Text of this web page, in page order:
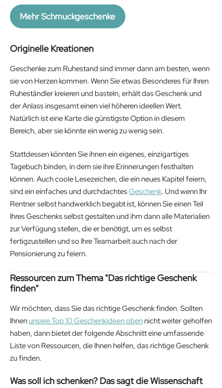
Mehr Schmuckgeschenke
Originelle Kreationen
Geschenke zum Ruhestand sind immer dann am besten, wenn
sie von Herzen kommen. Wenn Sie etwas Besonderes für Ihren
Ruheständler kreieren und basteln, erhält das Geschenk und
der Anlass insgesamt einen viel höheren ideellen Wert.
Natürlich ist eine Karte die günstigste Option in diesem
Bereich, aber sie könnte ein wenig zu wenig sein.
Stattdessen könnten Sie ihnen ein eigenes, einzigartiges
Tagebuch binden, in dem sie ihre Erinnerungen festhalten
können. Auch coole Lesezeichen, die ein neues Kapitel feiern,
sind ein einfaches und durchdachtesGeschenk. Und wenn Ihr
Rentner selbst handwerklich begabt ist, können Sie einen Teil
Ihres Geschenks selbst gestalten und ihm dann alle Materialien
zur Verfügung stellen, die er benötigt, um es selbst
fertigzustellen und so Ihre Teamarbeit auch nach der
Pensionierung zu feiern.
Ressourcen zum Thema "Das richtige Geschenk
finden"
Wir möchten, dass Sie das richtige Geschenk finden. Sollten
Ihnen unsere Top 10 Geschenkideen oben nicht weiter geholfen
haben, dann bietet der folgende Abschnitt eine umfassende
Liste von Ressourcen, die Ihnen helfen, das richtige Geschenk
zu finden.
Was soll ich schenken? Das sagt die Wissenschaft